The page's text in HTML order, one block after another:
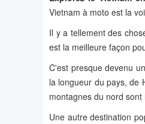
Vietnam à moto est la
Il y a tellement des
est la meilleure façon
C'est presque devenu
la longueur du pays, de
montagnes du nord sont
Une autre destination